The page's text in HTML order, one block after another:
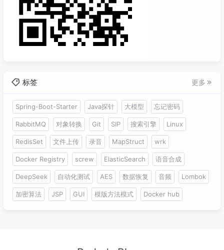
标签 更多
Spring-Boot-Starter Java探针 大模型 忘记密码
RabbitMQ 对象转换 Git SIP 搜索引擎 Linux
RedisSet 文件上传 录音 MapStruct wrk
Docker Registry screw ElasticSearch 语音合成
DeepSeek 自动化测试 AES 数据恢复 音频 Lombok
加密算法 JSP GUI 模版方法模式 Docker hub